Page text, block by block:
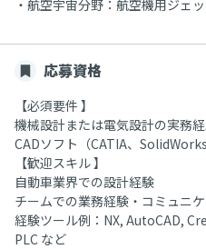
・航空宇宙分野：航空機用ジェ
応募資格
【必須要件 】
機械設計または電気設計の実務
CADソフト（CATIA、
【歓迎スキル 】
自動車業界での設計経験
チームでの業務経験・コミュニ
経験ツール例：NX, AutoCAD,
PLC など